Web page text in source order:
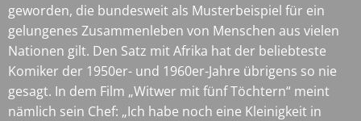
geworden, die bundesweit als Musterbeispiel für ein
gelungenes Zusammenleben von Menschen aus vielen
Nationen gilt. Den Satz mit Afrika hat der beliebteste
Komiker der 1950er- und 1960er-Jahre übrigens so nie
gesagt. In dem Film „Witwer mit fünf Töchtern“ meint
nämlich sein Chef: „Ich habe noch eine Kleinigkeit in